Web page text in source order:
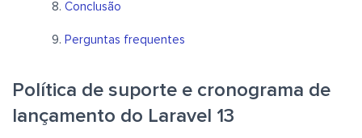
Conclusão
Perguntas frequentes
Política de suporte e cronograma de
lançamento do Laravel 13